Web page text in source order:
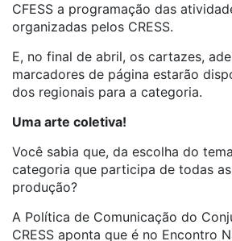
CFESS a programação das
organizadas pelos CRESS.
E, no final de abril, os cartazes,
marcadores de página estarão
dos regionais para a categoria.
Uma arte coletiva!
Você sabia que, da escolha do
categoria que participa de todas
produção?
A Política de Comunicação do
CRESS aponta que é no Encontro